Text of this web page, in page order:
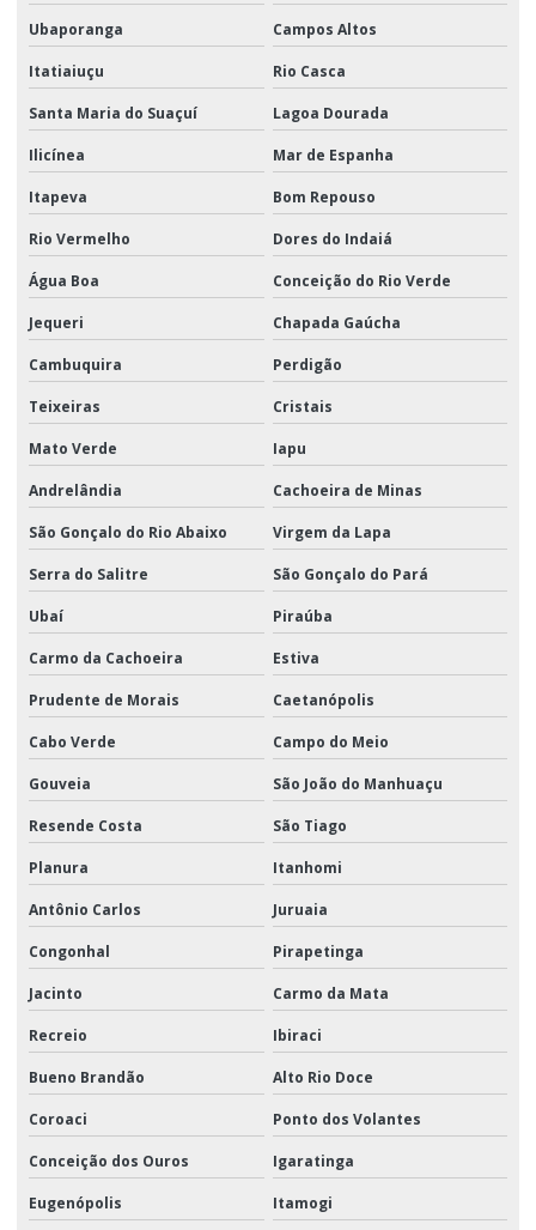
Ubaporanga Campos Altos
Itatiaiuçu Rio Casca
Santa Maria do Suaçuí Lagoa Dourada
Ilicínea Mar de Espanha
Itapeva Bom Repouso
Rio Vermelho Dores do Indaiá
Água Boa Conceição do Rio Verde
Jequeri Chapada Gaúcha
Cambuquira Perdigão
Teixeiras Cristais
Mato Verde Iapu
Andrelândia Cachoeira de Minas
São Gonçalo do Rio Abaixo Virgem da Lapa
Serra do Salitre São Gonçalo do Pará
Ubaí Piraúba
Carmo da Cachoeira Estiva
Prudente de Morais Caetanópolis
Cabo Verde Campo do Meio
Gouveia São João do Manhuaçu
Resende Costa São Tiago
Planura Itanhomi
Antônio Carlos Juruaia
Congonhal Pirapetinga
Jacinto Carmo da Mata
Recreio Ibiraci
Bueno Brandão Alto Rio Doce
Coroaci Ponto dos Volantes
Conceição dos Ouros Igaratinga
Eugenópolis Itamogi